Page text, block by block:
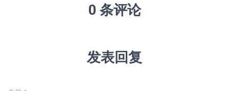
0 条评论
发表回复